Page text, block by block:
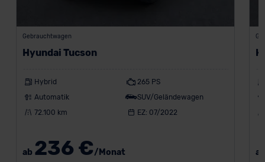
Gebrauchtwagen
Hyundai Tucson
Hybrid
265 PS
Automatik
SUV/Geländewagen
72.100 km
EZ: 07/2022
ab 236 €/Monat